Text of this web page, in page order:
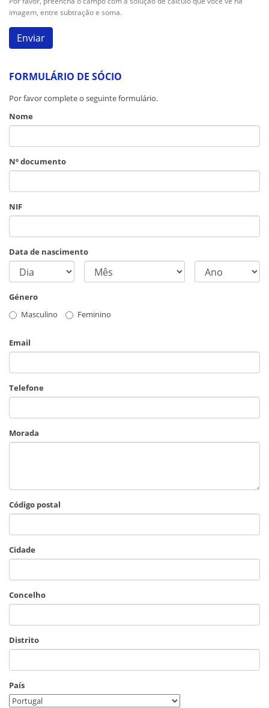
imagem, entre subtração e soma.
FORMULÁRIO DE SÓCIO
Por favor complete o seguinte formulário.
Nome
Nº documento
NIF
Data de nascimento
Género
Masculino
Feminino
Email
Telefone
Morada
Código postal
Cidade
Concelho
Distrito
País